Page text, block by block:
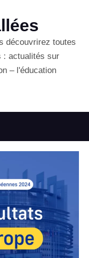
découvrirez toutes
: actualités sur
– l'éducation